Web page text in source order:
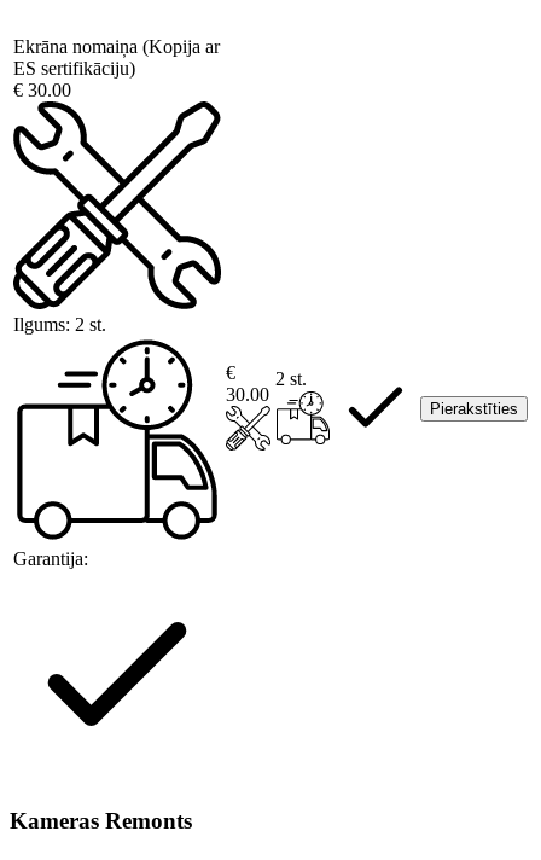
Ekrāna nomaiņa (Kopija ar
ES sertifikāciju)
€ 30.00
Ilgums: 2 st.
Garantija:
€
30.00
2 st.
Pierakstīties
Kameras Remonts